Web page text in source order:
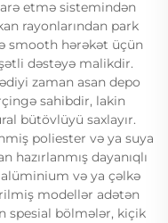
etmə sistemindən
rayonlarından park
smooth hərəkət üçün
dəstəyə malikdir.
zaman asan depo
sahibdir, lakin
bütövlüyü saxlayır.
poliester və ya suya
dayanıqlı
və ya çəlkə
modellər adətən
spesial bölmələr, kiçik